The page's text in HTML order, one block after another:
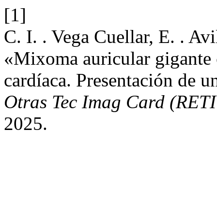
[1]
C. I. . Vega Cuellar, E. .
«Mixoma auricular
cardíaca. Presentación de
Otras Tec Imag Card
2025.